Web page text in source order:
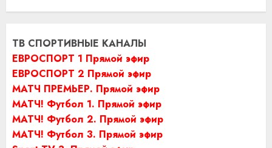
ТВ СПОРТИВНЫЕ КАНАЛЫ
ЕВРОСПОРТ 1 Прямой эфир
ЕВРОСПОРТ 2 Прямой эфир
МАТЧ ПРЕМЬЕР. Прямой эфир
МАТЧ! Футбол 1. Прямой эфир
МАТЧ! Футбол 2. Прямой эфир
МАТЧ! Футбол 3. Прямой эфир